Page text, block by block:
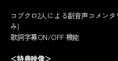
コブクロ2人による副音声コメン
み)
歌詞字幕ON/OFF 機能
＜特典映像＞